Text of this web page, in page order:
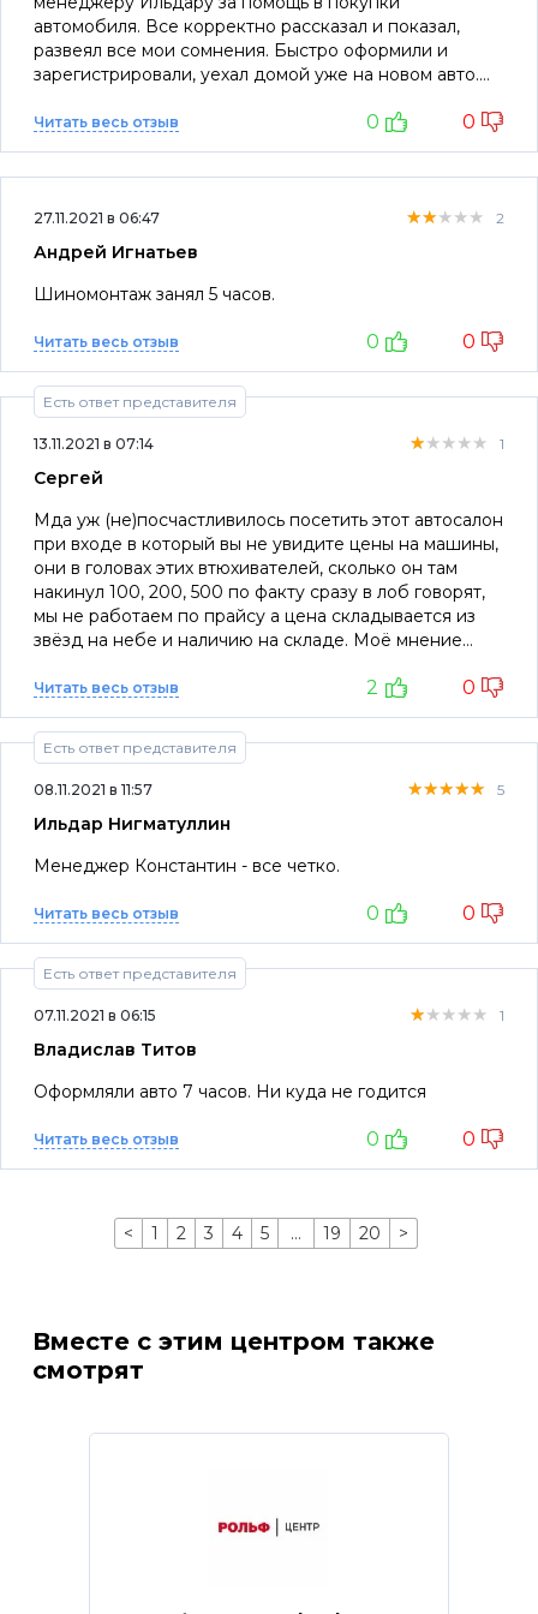
автомобиля. Все корректно рассказал и показал,
развеял все мои сомнения. Быстро оформили и
зарегистрировали, уехал домой уже на новом авто.
Читать весь отзыв 0 0
27.11.2021 в 06:47 ★★★★★
★★★★★
★★★★★ 2
Андрей Игнатьев
Шиномонтаж занял 5 часов.
Читать весь отзыв 0 0
Есть ответ представителя
13.11.2021 в 07:14 ★★★★★
★★★★★
★★★★★ 1
Сергей
Мда уж (не)посчастливилось посетить этот автосалон
при входе в который вы не увидите цены на машины,
они в головах этих втюхивателей, сколько он там
накинул 100, 200, 500 по факту сразу в лоб говорят,
мы не работаем по прайсу а цена складывается из
звёзд на небе и наличию на складе. Моё мнение
уже совсем если хотите купить машину подождите
пол года - год, а то уже эта наглость не лезет нив
какие ворота
Читать весь отзыв 2 0
Есть ответ представителя
08.11.2021 в 11:57 ★★★★★
★★★★★
★★★★★ 5
Ильдар Нигматуллин
Менеджер Константин - все четко.
Читать весь отзыв 0 0
Есть ответ представителя
07.11.2021 в 06:15 ★★★★★
★★★★★
★★★★★ 1
Владислав Титов
Оформляли авто 7 часов. Ни куда не годится
Читать весь отзыв 0 0
< 1 2 3 4 5 … 19 20 >
Вместе с этим центром также
смотрят